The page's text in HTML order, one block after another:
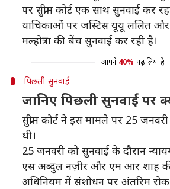
पर सुप्रीम कोर्ट एक साथ सुनवाई कर
याचिकाओं पर जस्टिस यूयू ललित
मल्होत्रा की बेंच सुनवाई कर रही है।
आपने 40% पढ़ लिया है
पिछली सुनवाई
जानिए पिछली सुनवाई पर
सुप्रीम कोर्ट ने इस मामले पर 25
थी।
25 जनवरी को सुनवाई के दौरान
एस अब्दुल नज़ीर और एम आर शाह
अधिनियम में संशोधन पर अंतरिम